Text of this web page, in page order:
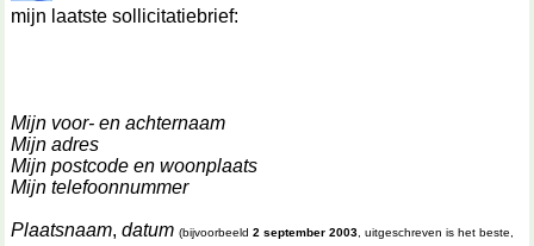
mijn laatste sollicitatiebrief:
Mijn voor- en achternaam
Mijn adres
Mijn postcode en woonplaats
Mijn telefoonnummer
Plaatsnaam, datum (bijvoorbeeld 2 september 2003 , uitgeschreven is het beste,